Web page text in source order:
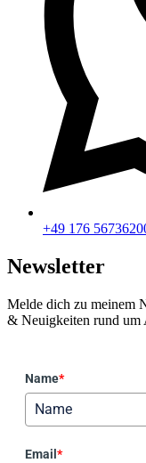
+49 176
Newsletter
Melde dich zu meinem
& Neuigkeiten rund um
Name*
Email *